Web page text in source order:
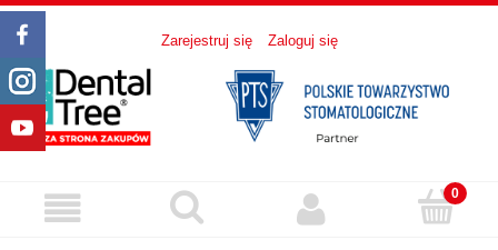
Zarejestruj się Zaloguj się